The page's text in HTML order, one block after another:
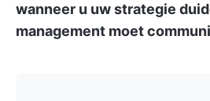
wanneer u uw strategie
management moet